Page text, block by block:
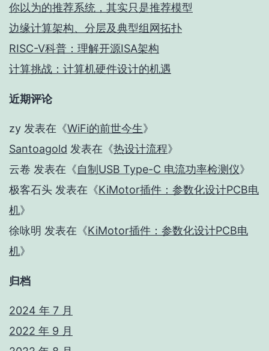
你以为的推荐系统，其实只是推荐模型
边缘计算架构、分层及典型组网拓扑
RISC-V科普：理解开源ISA架构
计算挑战：计算机硬件设计的机遇
近期评论
zy 发表在《WiFi的前世今生》
Santoagold 发表在《热设计流程》
云卷 发表在《自制USB Type-C 电流功率检测仪》
极客石头 发表在《KiMotor插件：参数化设计PCB电
机》
徐咏明 发表在《KiMotor插件：参数化设计PCB电
机》
归档
2024 年 7 月
2022 年 9 月